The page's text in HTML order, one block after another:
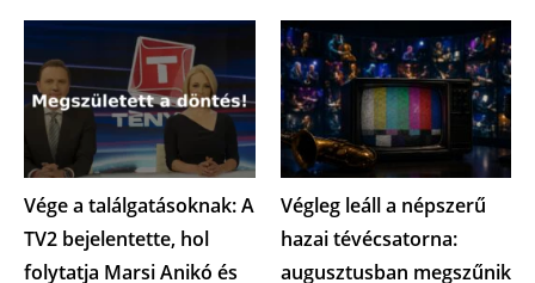
Vége a találgatásoknak: A
TV2 bejelentette, hol
folytatja Marsi Anikó és
Végleg leáll a népszerű
hazai tévécsatorna:
augusztusban megszűnik